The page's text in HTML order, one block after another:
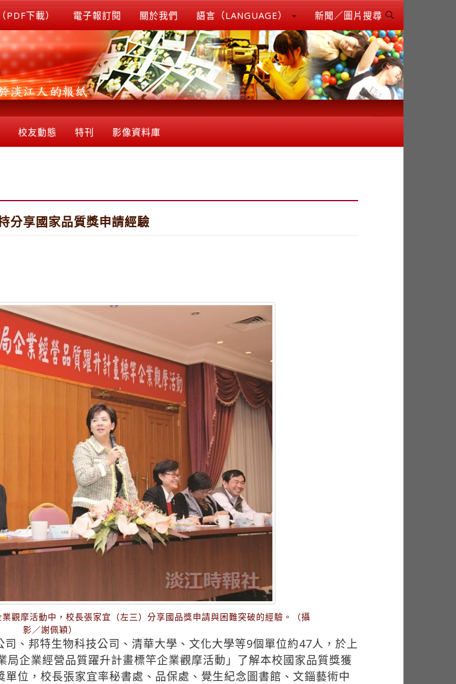
PDF下載） 電子報訂閱 關於我們 語言（LANGUAGE） 新聞／圖片搜尋
校友動態 特刊 影像資料庫
分享國家品質獎申請經驗
觀摩活動中，校長張家宜（左三）分享國品獎申請與困難突破的經驗。（攝
影／謝佩穎）
司、邦特生物科技公司、清華大學、文化大學等9個單位約47人，於上
企業經營品質躍升計畫標竿企業觀摩活動」了解本校國家品質獎獲
位，校長張家宜率秘書處、品保處、覺生紀念圖書館、文錙藝術中